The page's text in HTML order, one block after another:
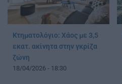
Κτηματολόγιο: Χάος με 3,5
εκατ. ακίνητα στην γκρίζα
ζώνη
18/04/2026 - 18:30